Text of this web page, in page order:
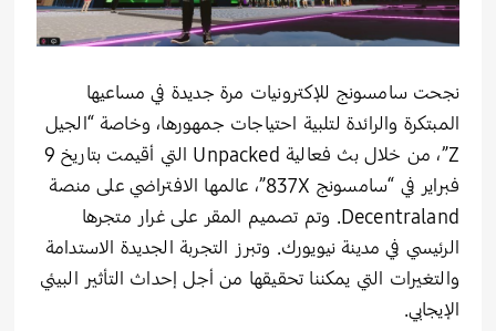
نجحت سامسونج للإكترونيات مرة جديدة في مساعيها
المبتكرة والرائدة لتلبية احتياجات جمهورها، وخاصة “الجيل
Z”، من خلال بث فعالية Unpacked التي أقيمت بتاريخ 9
فبراير في “سامسونج 837X”، عالمها الافتراضي على منصة
Decentraland. وتم تصميم المقر على غرار متجرها
الرئيسي في مدينة نيويورك. وتبرز التجربة الجديدة الاستدامة
والتغيرات التي يمكننا تحقيقها من أجل إحداث التأثير البيئي
الإيجابي.